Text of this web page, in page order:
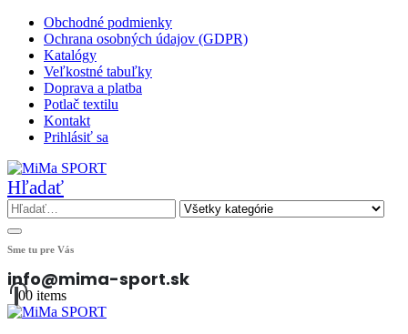
Obchodné podmienky
Ochrana osobných údajov (GDPR)
Katalógy
Veľkostné tabuľky
Doprava a platba
Potlač textilu
Kontakt
Prihlásiť sa
Hľadať
Sme tu pre Vás
info@mima-sport.sk
00 items